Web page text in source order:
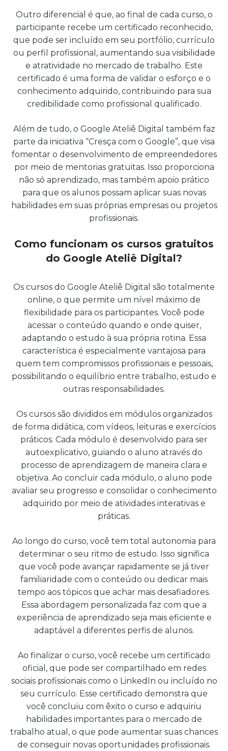
Outro diferencial é que, ao final de cada curso, o
participante recebe um certificado reconhecido,
que pode ser incluído em seu portfólio, currículo
ou perfil profissional, aumentando sua visibilidade
e atratividade no mercado de trabalho. Este
certificado é uma forma de validar o esforço e o
conhecimento adquirido, contribuindo para sua
credibilidade como profissional qualificado.
Além de tudo, o Google Ateliê Digital também faz
parte da iniciativa “Cresça com o Google”, que visa
fomentar o desenvolvimento de empreendedores
por meio de mentorias gratuitas. Isso proporciona
não só aprendizado, mas também apoio prático
para que os alunos possam aplicar suas novas
habilidades em suas próprias empresas ou projetos
profissionais.
Como funcionam os cursos gratuitos
do Google Ateliê Digital?
Os cursos do Google Ateliê Digital são totalmente
online, o que permite um nível máximo de
flexibilidade para os participantes. Você pode
acessar o conteúdo quando e onde quiser,
adaptando o estudo à sua própria rotina. Essa
característica é especialmente vantajosa para
quem tem compromissos profissionais e pessoais,
possibilitando o equilíbrio entre trabalho, estudo e
outras responsabilidades.
Os cursos são divididos em módulos organizados
de forma didática, com vídeos, leituras e exercícios
práticos. Cada módulo é desenvolvido para ser
autoexplicativo, guiando o aluno através do
processo de aprendizagem de maneira clara e
objetiva. Ao concluir cada módulo, o aluno pode
avaliar seu progresso e consolidar o conhecimento
adquirido por meio de atividades interativas e
práticas.
Ao longo do curso, você tem total autonomia para
determinar o seu ritmo de estudo. Isso significa
que você pode avançar rapidamente se já tiver
familiaridade com o conteúdo ou dedicar mais
tempo aos tópicos que achar mais desafiadores.
Essa abordagem personalizada faz com que a
experiência de aprendizado seja mais eficiente e
adaptável a diferentes perfis de alunos.
Ao finalizar o curso, você recebe um certificado
oficial, que pode ser compartilhado em redes
sociais profissionais como o LinkedIn ou incluído no
seu currículo. Esse certificado demonstra que
você concluiu com êxito o curso e adquiriu
habilidades importantes para o mercado de
trabalho atual, o que pode aumentar suas chances
de conseguir novas oportunidades profissionais.